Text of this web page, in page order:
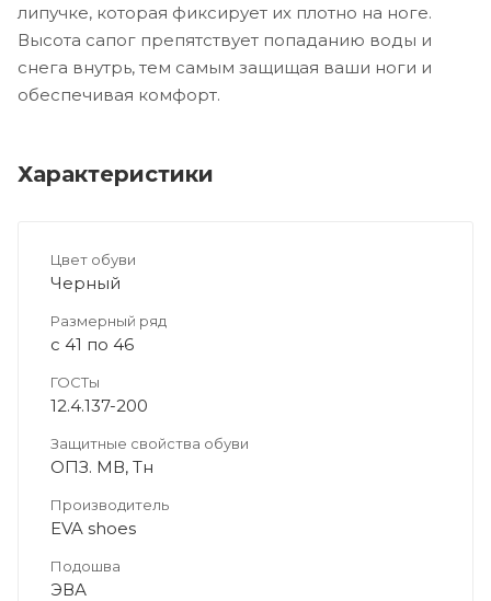
липучке, которая фиксирует их плотно на ноге.
Высота сапог препятствует попаданию воды и
снега внутрь, тем самым защищая ваши ноги и
обеспечивая комфорт.
Характеристики
Цвет обуви
Черный
Размерный ряд
с 41 по 46
ГОСТы
12.4.137-200
Защитные свойства обуви
ОПЗ. МВ, Тн
Производитель
EVA shoes
Подошва
ЭВА